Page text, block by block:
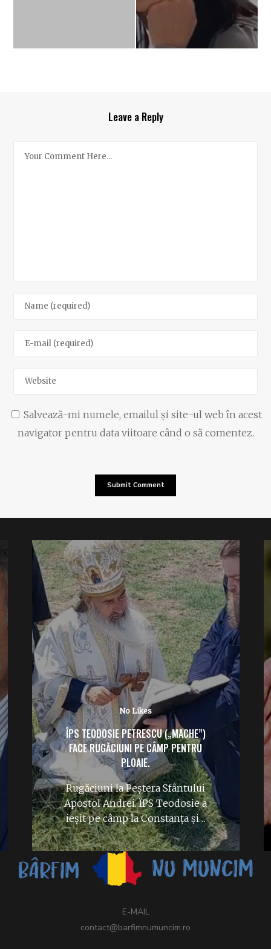
Leave a Reply
Salvează-mi numele, emailul și site-ul web în acest
navigator pentru data viitoare când o să comentez.
No Likes
ÎPS TEODOSIE PETRESCU („MACHE”)
FACE RUGĂCIUNI PE CÂMP PENTRU
PLOAIE.
Rugăciuni la Peștera Sfântului
Apostol Andrei. ÎPS Teodosie a
ieșit pe câmp la Constanța și…
E-MAIL
contact@barfimnumuncim.ro